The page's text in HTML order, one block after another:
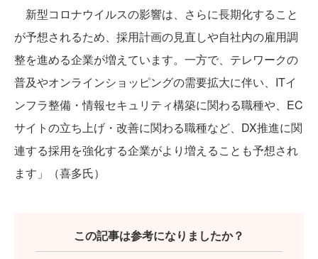
新型コロナウイルスの影響は、さらに長期化すること
が予想されるため、採用計画の見直しや自社内の雇用調
整を進める企業が増えています。一方で、テレワークの
普及やオンラインショッピングの需要拡大に伴い、ITイ
ンフラ整備・情報セキュリティ構築に関わる職種や、EC
サイトの立ち上げ・改善に関わる職種など、DX推進に関
連する採用を強化する企業がより増えることも予想され
ます」（喜多氏）
この記事は参考になりましたか？